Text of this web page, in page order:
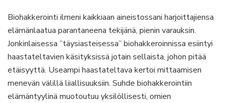
Biohakkerointi ilmeni kaikkiaan aineistossani harjoittajiensa
elämänlaatua parantaneena tekijänä, pienin varauksin.
Jonkinlaisessa ”täysiasteisessa” biohakkeroinnissa esiintyi
haastateltavien käsityksissä jotain sellaista, johon pitää
etäisyyttä. Useampi haastateltava kertoi mittaamisen
menevän välillä liiallisuuksiin. Suhde biohakkerointiin
elämäntyylinä muotoutuu yksilöllisesti, omien